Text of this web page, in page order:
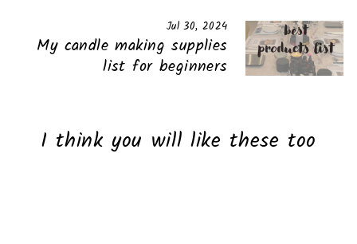
Jul 30, 2024
My candle making supplies
list for beginners
I think you will like these too